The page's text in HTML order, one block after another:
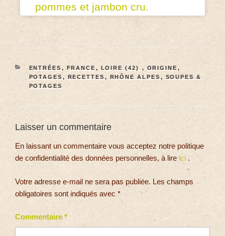
pommes et jambon cru.
ENTRÉES , FRANCE , LOIRE (42) , ORIGINE ,
POTAGES , RECETTES , RHÔNE ALPES , SOUPES &
POTAGES
Laisser un commentaire
En laissant un commentaire vous acceptez notre politique
de confidentialité des données personnelles, à lire ici .
Votre adresse e-mail ne sera pas publiée. Les champs
obligatoires sont indiqués avec *
Commentaire *